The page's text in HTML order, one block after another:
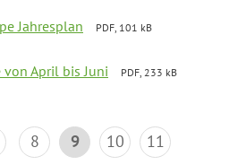
Jahresplan
PDF, 101 kB
von April bis Juni
PDF, 233 kB
8 9 10
11